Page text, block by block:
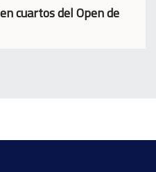
cuartos del Open de